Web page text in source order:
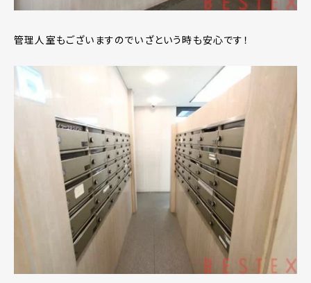
管理人室もございますのでいざという時も安心です！